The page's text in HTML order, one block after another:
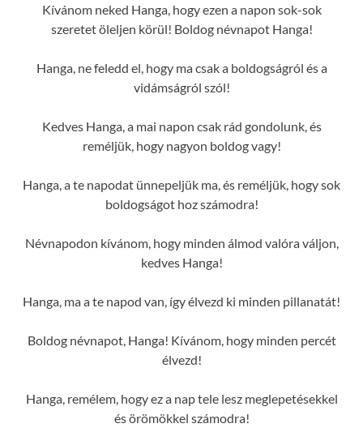
Kívánom neked Hanga, hogy ezen a napon sok-sok
szeretet öleljen körül! Boldog névnapot Hanga!
Hanga, ne feledd el, hogy ma csak a boldogságról és a
vidámságról szól!
Kedves Hanga, a mai napon csak rád gondolunk, és
reméljük, hogy nagyon boldog vagy!
Hanga, a te napodat ünnepeljük ma, és reméljük, hogy sok
boldogságot hoz számodra!
Névnapodon kívánom, hogy minden álmod valóra váljon,
kedves Hanga!
Hanga, ma a te napod van, így élvezd ki minden pillanatát!
Boldog névnapot, Hanga! Kívánom, hogy minden percét
élvezd!
Hanga, remélem, hogy ez a nap tele lesz meglepetésekkel
és örömökkel számodra!